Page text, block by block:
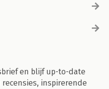
en blijf up-to-date
inspirerende